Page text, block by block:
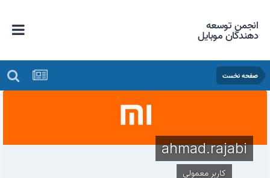
انجمن توسعه
دهندگان موبایل
صفحه نخست
ahmad.rajabi
کاربر معمولی